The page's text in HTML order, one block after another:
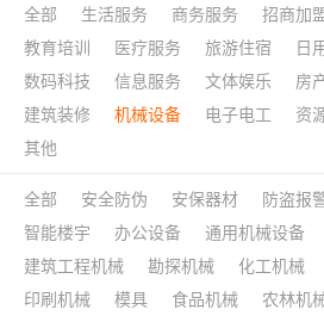
全部 生活服务 商务服务 招商加
教育培训
医疗服务 旅游住宿 日
数码科技
信息服务 文体娱乐 房
建筑装修
机械设备 电子电工 资
其他
全部 安全防伪 安保器材 防盗报
智能楼宇
办公设备 通用机械设备
建筑工程机械
勘探机械 化工机械
印刷机械
模具 食品机械 农林机